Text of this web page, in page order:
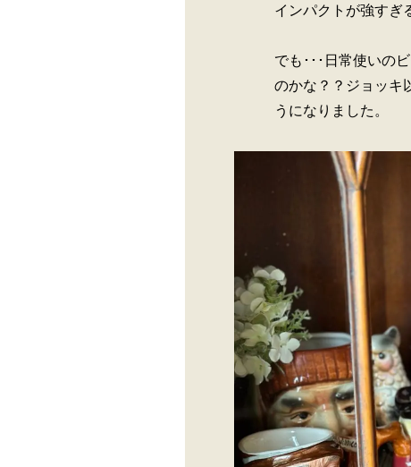
インパクトが強す
でも･･･日常使いの
のかな？？ジョッキ
うになりました。